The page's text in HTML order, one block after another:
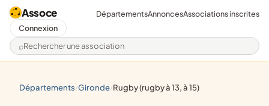
Assoce
Rechercher une association
DépartementsAnnoncesAssociations inscrites
Connexion
départements/ gironde/ rugby (rugby à 13, à 15)